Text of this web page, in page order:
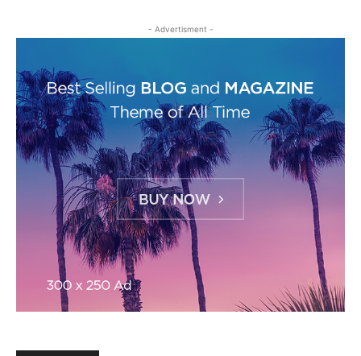
- Advertisment -